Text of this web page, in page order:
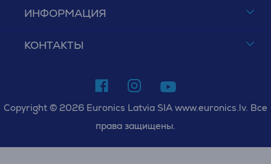
ИНФОРМАЦИЯ
КОНТАКТЫ
Copyright © 2026 Euronics Latvia SIA www.euronics.lv. Все
права защищены.